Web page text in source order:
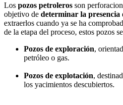
Los pozos petroleros son
objetivo de determinar la
extraerlos cuando ya se ha
de la etapa del proceso, estos pozos
Pozos de exploración,
petróleo o gas.
Pozos de explotación,
los yacimientos descubiertos.